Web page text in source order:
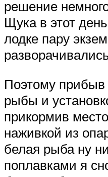
решение
Щука в этот
лодке пару
Поэтому прибыв
рыбы и
прикормив
наживкой из
белая рыба ну
поплавками я